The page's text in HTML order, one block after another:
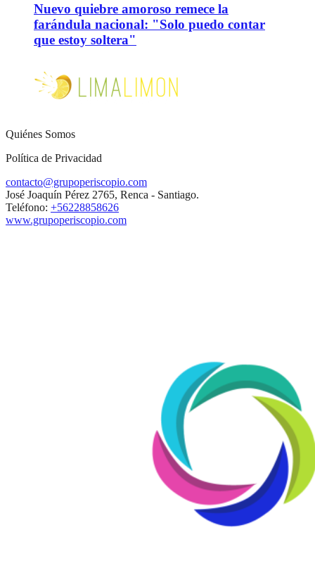
Nuevo quiebre amoroso remece la
farándula nacional: "Solo puedo contar
que estoy soltera"
Quiénes Somos
Política de Privacidad
contacto@grupoperiscopio.com
José Joaquín Pérez 2765, Renca - Santiago.
Teléfono: +56228858626
www.grupoperiscopio.com